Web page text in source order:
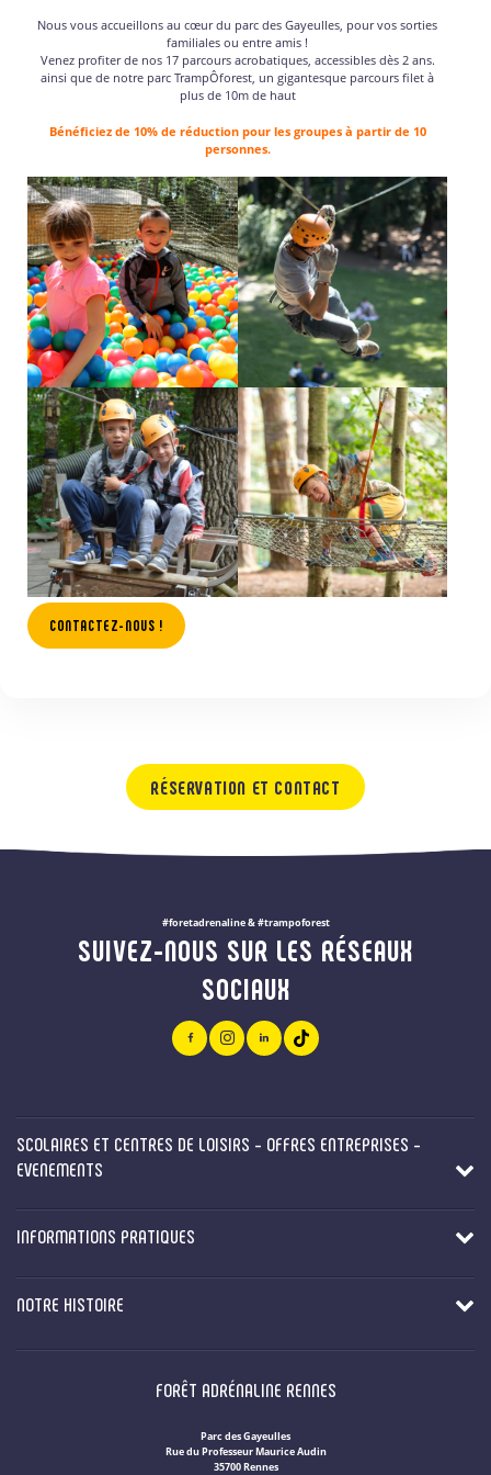
Nous vous accueillons au cœur du parc des Gayeulles, pour vos sorties
familiales ou entre amis !
Venez profiter de nos 17 parcours acrobatiques, accessibles dès 2 ans.
ainsi que de notre parc TrampÔforest, un gigantesque parcours filet à
plus de 10m de haut
Bénéficiez de 10% de réduction pour les groupes à partir de 10
personnes.
CONTACTEZ-NOUS !
RÉSERVATION ET CONTACT
#foretadrenaline & #trampoforest
SUIVEZ-NOUS SUR LES RÉSEAUX
SOCIAUX
SCOLAIRES ET CENTRES DE LOISIRS - OFFRES ENTREPRISES -
EVENEMENTS
INFORMATIONS PRATIQUES
NOTRE HISTOIRE
FORÊT ADRÉNALINE RENNES
Parc des Gayeulles
Rue du Professeur Maurice Audin
35700 Rennes